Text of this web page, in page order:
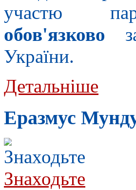
участю
обов'язково
України.
Детальніше
Еразмус
Знаходьте